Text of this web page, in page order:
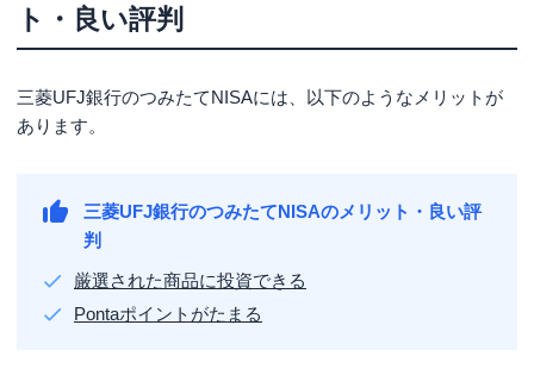
商品数や最低積立金額が気になる人は楽天証券・SBI証
券がおすすめ
三菱UFJ銀行のつみたてNISAのおすすめ商品3選
おすすめ③つみたて8資産均等バランス
三菱UFJ銀行のつみたてNISAの始め方
手順①三菱UFJ銀行の普通預金口座を開設する
ト・良い評判
三菱UFJ銀行のつみたてNISAには、以下のようなメリットが
あります。
三菱UFJ銀行のつみたてNISAのメリット・良い評
判
厳選された商品に投資できる
Pontaポイントがたまる